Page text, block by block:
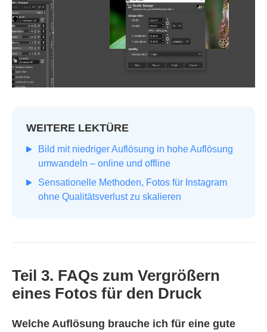
WEITERE LEKTÜRE
Bild mit niedriger Auflösung in hohe Auflösung
umwandeln – online und offline
Sensationelle Methoden, Fotos für Instagram
ohne Qualitätsverlust zu skalieren
Teil 3. FAQs zum Vergrößern
eines Fotos für den Druck
Welche Auflösung brauche ich für eine gute